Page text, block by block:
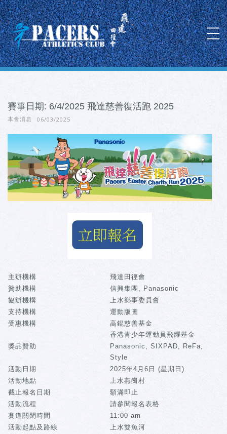
賽事日期: 6/4/2025 飛達慈善復活跑 2025
本會消息 06/03/2025
主辦機構
飛達田徑會
贊助機構
信興集團, Panasonic
協辦機構
上水鄉事委員會
支持機構
運動版圖
受惠機構
高錕慈善基金
香港青少年運動員飛躍基金
獎品贊助
Panasonic, SIXPAD, ReFa,
Style
活動日期
2025年4月6日 (星期日)
活動地點
上水燕崗村
截止報名日期
額滿即止
活動流程
請參閱報名表格
賽道關閉時間
11:00 am
活動起點及路線
上水雙魚河